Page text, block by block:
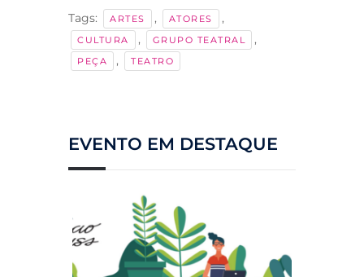
Tags: ARTES , ATORES ,
CULTURA , GRUPO TEATRAL ,
PEÇA , TEATRO
EVENTO EM DESTAQUE